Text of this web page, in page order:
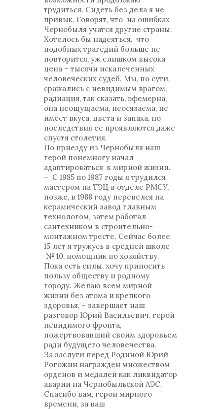
трудиться. Сидеть без дела я не
привык. Говорят, что на ошибках
Чернобыля учатся другие страны.
Хотелось бы надеяться, что
подобных трагедий больше не
повторится, уж слишком высока
цена – тысячи искалеченных
человеческих судеб. Мы, по сути,
сражались с невидимым врагом,
радиация, так сказать, эфемерна,
она неощущаема, неосязаема, не
имеет вкуса, цвета и запаха, но
последствия ее проявляются даже
спустя столетия.
По приезду из Чернобыля наш
герой понемногу начал
адаптироваться к мирной жизни.
– С 1985 по 1987 годы я трудился
мастером на ТЭЦ в отделе РМСУ,
позже, в 1988 году перевелся на
керамический завод главным
технологом, затем работал
сантехником в строительно-
монтажном тресте. Сейчас более
15 лет я тружусь в средней школе
№ 10, помощник по хозяйству.
Пока есть силы, хочу приносить
пользу обществу и родному
городу. Желаю всем мирной
жизни без атома и крепкого
здоровья, – завершает наш
разговор Юрий Васильевич, герой
невидимого фронта,
пожертвовавший своим здоровьем
ради будущего человечества.
За заслуги перед Родиной Юрий
Рогожин награжден множеством
орденов и медалей как ликвидатор
аварии на Чернобыльской АЭС.
Спасибо вам, герои мирного
времени, за ваш